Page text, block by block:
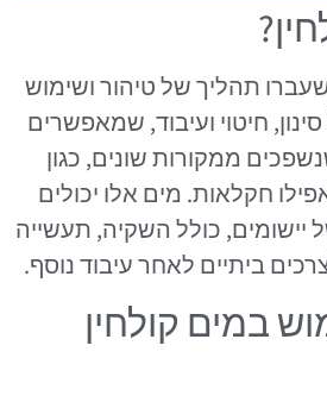
תהליך של טיהור ושימוש
חיטוי ועיבוד, שמאפשרים
ממקורות שונים, כגון
חקלאות. מים אלו יכולים
יישומים, כולל השקיה, תעשייה
ביתיים לאחר עיבוד נוסף.
במים קולחין